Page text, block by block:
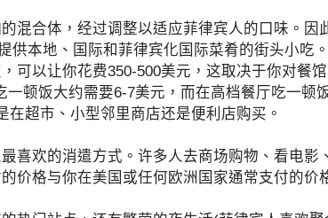
合体，经过调整以适应菲律宾人的口味。因
本地、国际和菲律宾化国际菜肴的街头小吃。
以让你花费350-500美元，这取决于你对餐
顿饭大约需要6-7美元，而在高档餐厅吃一顿
超市、小型邻里商店还是便利店购买。
欢的消遣方式。许多人去商场购物、看电影
价格与你在美国或任何欧洲国家通常支付的价